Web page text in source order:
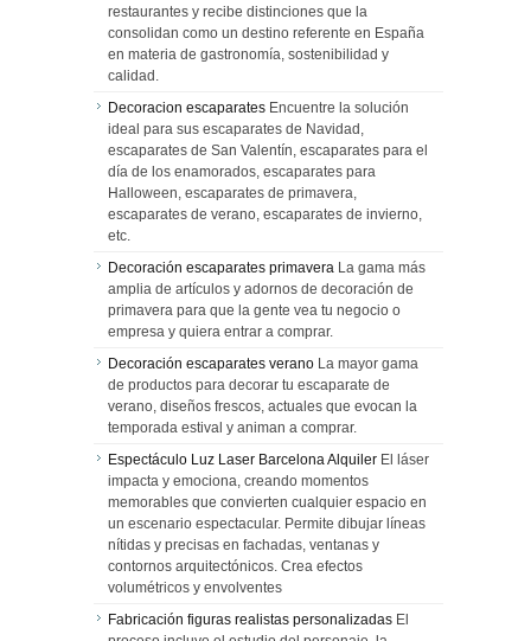
restaurantes y recibe distinciones que la
consolidan como un destino referente en España
en materia de gastronomía, sostenibilidad y
calidad.
Decoracion escaparates Encuentre la solución
ideal para sus escaparates de Navidad,
escaparates de San Valentín, escaparates para el
día de los enamorados, escaparates para
Halloween, escaparates de primavera,
escaparates de verano, escaparates de invierno,
etc.
Decoración escaparates primavera La gama más
amplia de artículos y adornos de decoración de
primavera para que la gente vea tu negocio o
empresa y quiera entrar a comprar.
Decoración escaparates verano La mayor gama
de productos para decorar tu escaparate de
verano, diseños frescos, actuales que evocan la
temporada estival y animan a comprar.
Espectáculo Luz Laser Barcelona Alquiler El láser
impacta y emociona, creando momentos
memorables que convierten cualquier espacio en
un escenario espectacular. Permite dibujar líneas
nítidas y precisas en fachadas, ventanas y
contornos arquitectónicos. Crea efectos
volumétricos y envolventes
Fabricación figuras realistas personalizadas El